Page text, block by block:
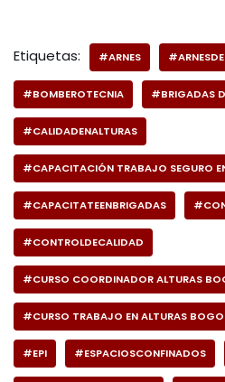
Etiquetas: #ARNES
#BOMBEROTECNIA #BRIGADAS
#CALIDADENALTURAS
#CAPACITACIÓN TRABAJO SEGURO
#CAPACITATEENBRIGADAS
#CONTROLDECALIDAD
#CURSO COORDINADOR ALTURAS
#CURSO TRABAJO EN ALTURAS
#EPI #ESPACIOSCONFINADOS